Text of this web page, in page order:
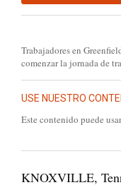
Trabajadores en
comenzar la jornada de
USE NUESTRO
Este contenido puede
KNOXVILLE,